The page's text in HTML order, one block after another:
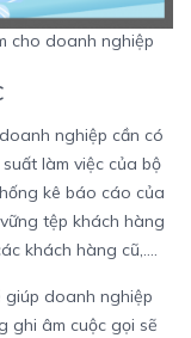
cho doanh nghiệp
nghiệp cần có
làm việc của bộ
kê báo cáo của
tệp khách hàng
khách hàng cũ,….
giúp doanh nghiệp
ghi âm cuộc gọi sẽ